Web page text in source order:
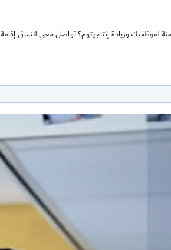
لموظفيك وزيادة إنتاجيتهم؟ تواصل معي لننسق إقامة